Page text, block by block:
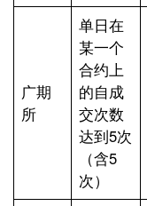
广期
所
单日在
某一个
合约上
的自成
交次数
达到5次
（含5
次）